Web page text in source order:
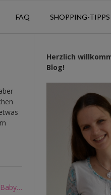
FAQ SHOPPING-TIPPS
Herzlich
Blog!